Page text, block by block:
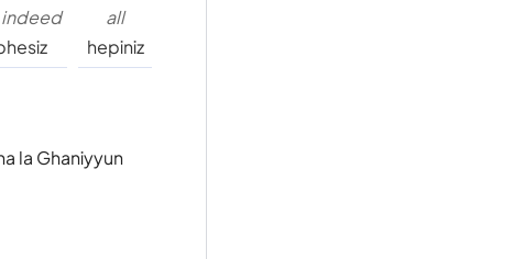
all
hepiniz
indeed
la Ghaniyyun